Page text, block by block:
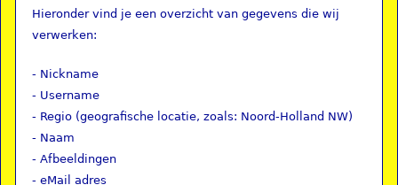
Hieronder vind je een overzicht van gegevens die wij
verwerken:
- Nickname
- Username
- Regio (geografische locatie, zoals: Noord-Holland NW)
- Naam
- Afbeeldingen
- eMail adres